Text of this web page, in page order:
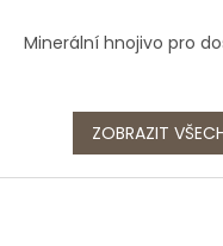
Minerální hnojivo pro
ZOBRAZIT
Z